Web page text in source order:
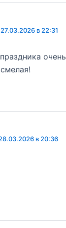
27.03.2026 в 22:31
очень
в 20:36